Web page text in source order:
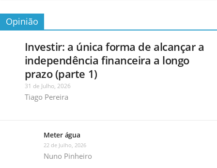
Opinião
Investir: a única forma de alcançar a
independência financeira a longo
prazo (parte 1)
31 de Julho, 2026
Tiago Pereira
Meter água
22 de Julho, 2026
Nuno Pinheiro